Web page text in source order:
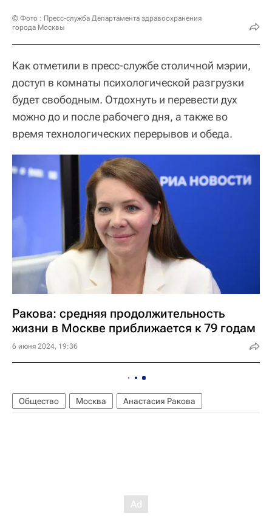
© Фото : Пресс-служба Департамента здравоохранения
города Москвы
Как отметили в пресс-службе столичной мэрии,
доступ в комнаты психологической разгрузки
будет свободным. Отдохнуть и перевести дух
можно до и после рабочего дня, а также во
время технологических перерывов и обеда.
Ракова: средняя продолжительность
жизни в Москве приближается к 79 годам
6 июня 2024, 19:36
Общество Москва Анастасия Ракова